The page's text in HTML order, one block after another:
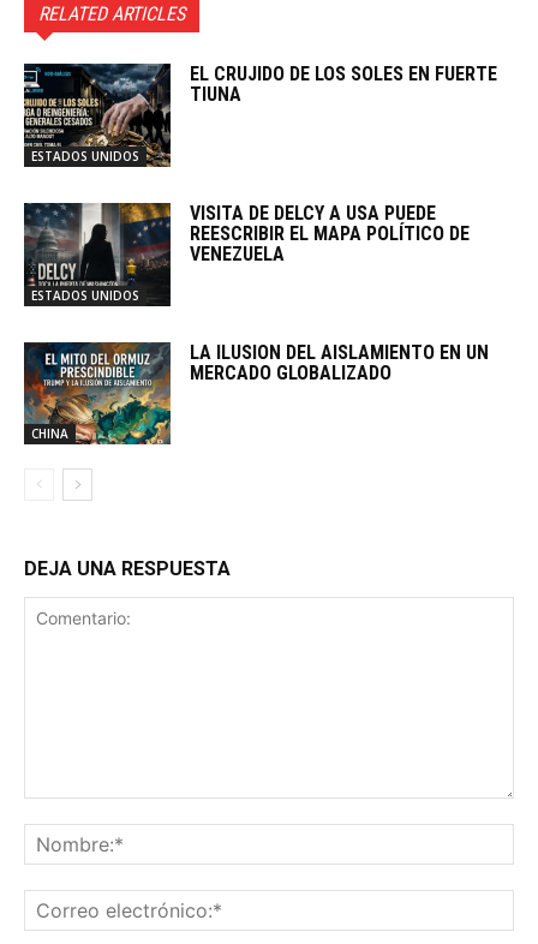
RELATED ARTICLES
ESTADOS UNIDOS
EL CRUJIDO DE LOS SOLES EN FUERTE
TIUNA
ESTADOS UNIDOS
VISITA DE DELCY A USA PUEDE
REESCRIBIR EL MAPA POLÍTICO DE
VENEZUELA
CHINA
LA ILUSION DEL AISLAMIENTO EN UN
MERCADO GLOBALIZADO
DEJA UNA RESPUESTA